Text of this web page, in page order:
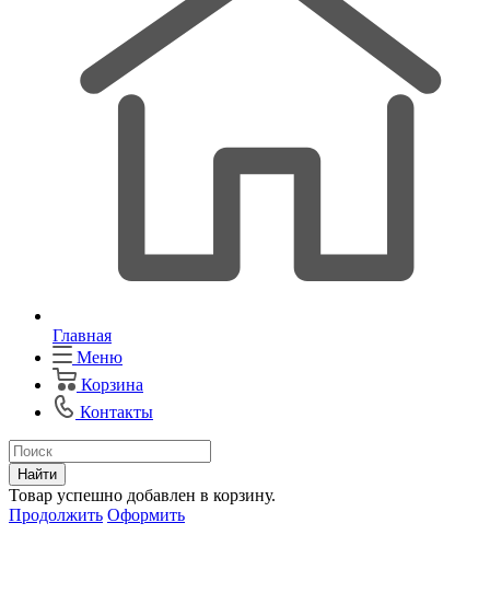
Главная
Меню
Корзина
Контакты
Найти
Товар успешно добавлен в корзину.
Продолжить Оформить